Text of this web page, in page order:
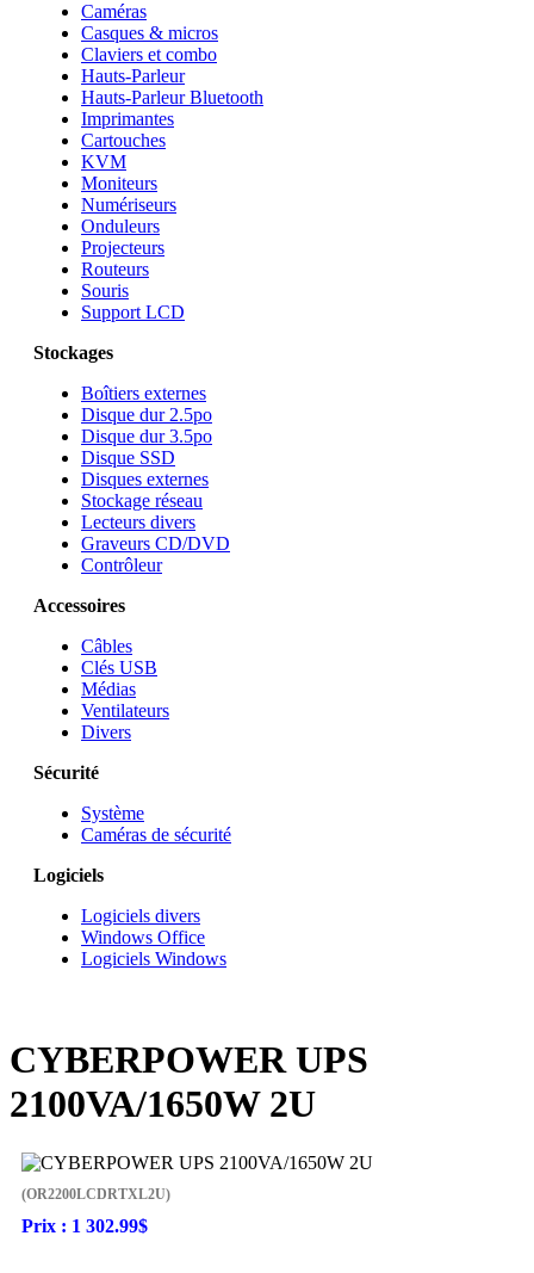
Caméras
Casques & micros
Claviers et combo
Hauts-Parleur
Hauts-Parleur Bluetooth
Imprimantes
Cartouches
KVM
Moniteurs
Numériseurs
Onduleurs
Projecteurs
Routeurs
Souris
Support LCD
Stockages
Boîtiers externes
Disque dur 2.5po
Disque dur 3.5po
Disque SSD
Disques externes
Stockage réseau
Lecteurs divers
Graveurs CD/DVD
Contrôleur
Accessoires
Câbles
Clés USB
Médias
Ventilateurs
Divers
Sécurité
Système
Caméras de sécurité
Logiciels
Logiciels divers
Windows Office
Logiciels Windows
CYBERPOWER UPS
2100VA/1650W 2U
(OR2200LCDRTXL2U)
Prix : 1 302.99$